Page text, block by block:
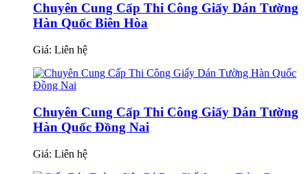
Chuyên Cung Cấp Thi Công Giấy Dán Tường
Hàn Quốc Biên Hòa
Giá: Liên hệ
Chuyên Cung Cấp Thi Công Giấy Dán Tường
Hàn Quốc Đồng Nai
Giá: Liên hệ